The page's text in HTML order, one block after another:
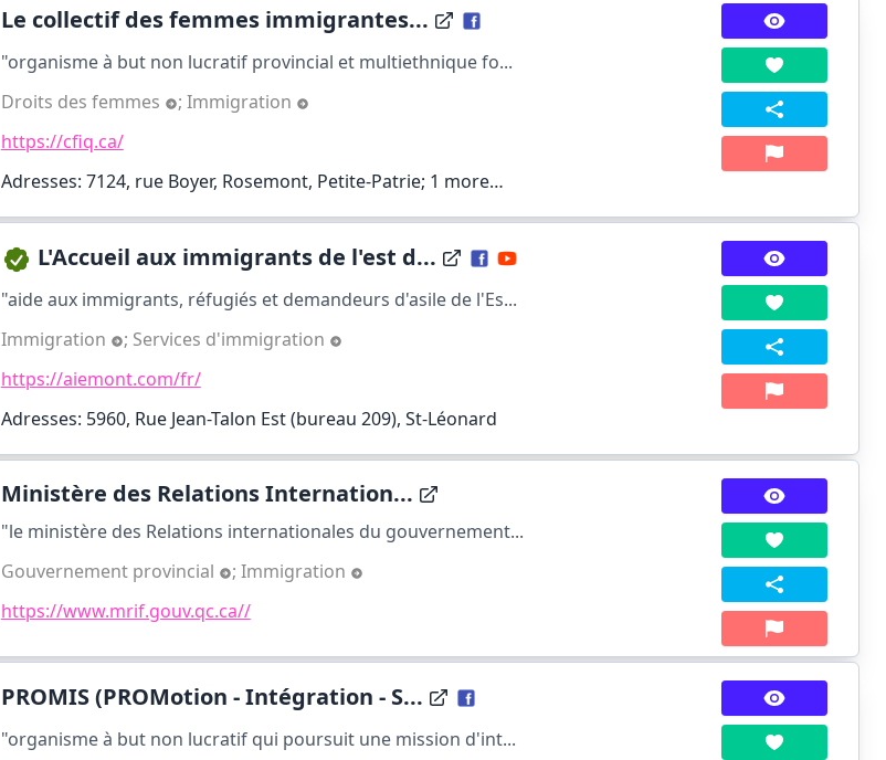
Le collectif des femmes immigrantes...
"organisme à but non lucratif provincial et multiethnique fo...
Droits des femmes
; Immigration
https://cfiq.ca/
Adresses: 7124, rue Boyer, Rosemont, Petite-Patrie; 1 more…
L'Accueil aux immigrants de l'est d...
"aide aux immigrants, réfugiés et demandeurs d'asile de l'Es...
Immigration
; Services d'immigration
https://aiemont.com/fr/
Adresses: 5960, Rue Jean-Talon Est (bureau 209), St-Léonard
Ministère des Relations Internation...
"le ministère des Relations internationales du gouvernement...
Gouvernement provincial
; Immigration
https://www.mrif.gouv.qc.ca//
PROMIS (PROMotion - Intégration - S...
"organisme à but non lucratif qui poursuit une mission d'int...